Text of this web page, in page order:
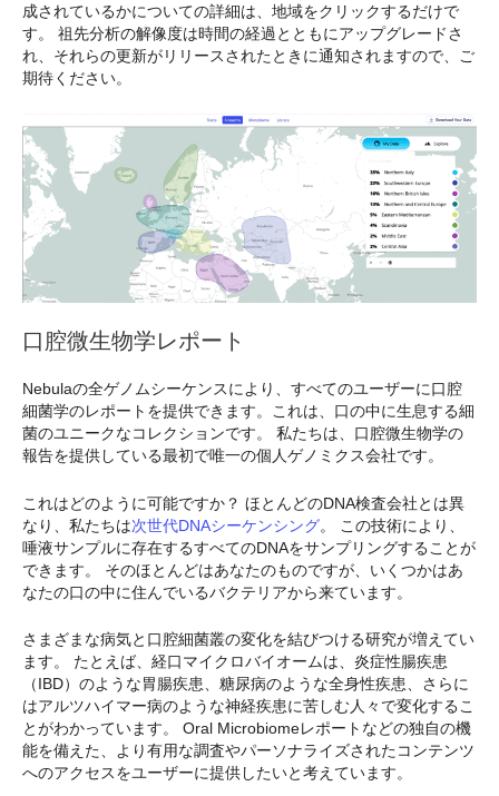
成されているかについての詳細は、地域をクリックするだけで
す。 祖先分析の解像度は時間の経過とともにアップグレードさ
れ、それらの更新がリリースされたときに通知されますので、ご
期待ください。
口腔微生物学レポート
Nebulaの全ゲノムシーケンスにより、すべてのユーザーに口腔
細菌学のレポートを提供できます。これは、口の中に生息する細
菌のユニークなコレクションです。 私たちは、口腔微生物学の
報告を提供している最初で唯一の個人ゲノミクス会社です。
これはどのように可能ですか？ ほとんどのDNA検査会社とは異
なり、私たちは次世代DNAシーケンシング。 この技術により、
唾液サンプルに存在するすべてのDNAをサンプリングすることが
できます。 そのほとんどはあなたのものですが、いくつかはあ
なたの口の中に住んでいるバクテリアから来ています。
さまざまな病気と口腔細菌叢の変化を結びつける研究が増えてい
ます。 たとえば、経口マイクロバイオームは、炎症性腸疾患
（IBD）のような胃腸疾患、糖尿病のような全身性疾患、さらに
はアルツハイマー病のような神経疾患に苦しむ人々で変化するこ
とがわかっています。 Oral Microbiomeレポートなどの独自の機
能を備えた、より有用な調査やパーソナライズされたコンテンツ
へのアクセスをユーザーに提供したいと考えています。